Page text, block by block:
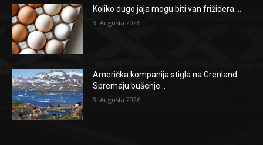
Koliko dugo jaja mogu biti van frižidera:...
8. Augusta 2026.
Američka kompanija stigla na Grenland:
Spremaju bušenje...
8. Augusta 2026.